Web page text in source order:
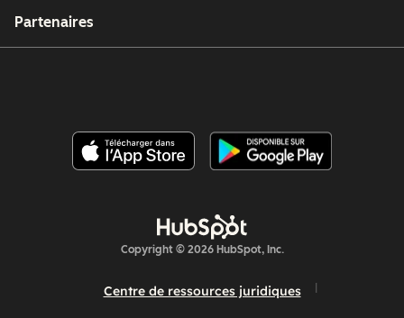
Partenaires
Copyright © 2026 HubSpot, Inc.
Centre de ressources juridiques